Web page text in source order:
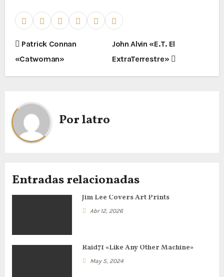
N
a
e
g
a
i
n
d
Patrick Connan
«Catwoman»
John Alvin «E.T. El
ExtraTerrestre»
Porlatro
Entradas relacionadas
Jim Lee Covers Art Prints
Abr 12, 2026
Raid71 «Like Any Other Machine»
May 5, 2024